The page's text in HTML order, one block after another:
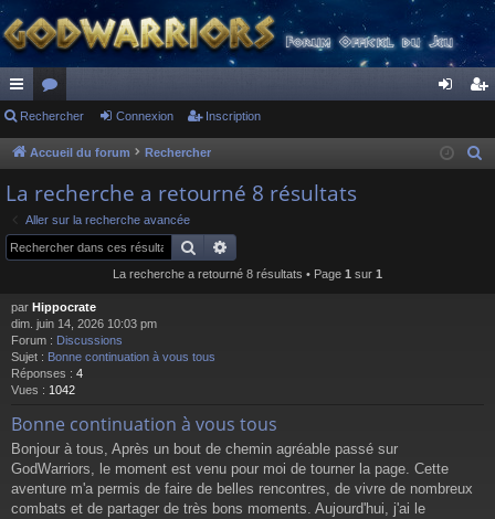
ac
co
ur
ci
s
or
u
s
ne cri
Rechercher Connexion Inscription
Accueil du forum Rechercher
La recherche a retourné 8 résultats
Aller sur la recherche avancée
Rechercher
La recherche a retourné 8 résultats • Page 1 sur 1
par Hippocrate
dim. juin 14, 2026 10:03 pm
Forum : Discussions
Sujet : Bonne continuation à vous tous
Réponses : 4
Vues : 1042
Bonne continuation à vous tous
Bonjour à tous, Après un bout de chemin agréable passé sur
GodWarriors, le moment est venu pour moi de tourner la page. Cette
aventure m'a permis de faire de belles rencontres, de vivre de nombreux
combats et de partager de très bons moments. Aujourd'hui, j'ai le